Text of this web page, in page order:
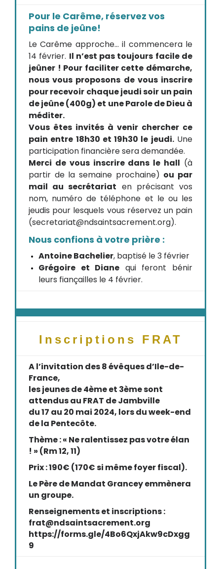
Pour le Carême, réservez vos
pains de jeûne!
Le Carême approche… il commencera le
14 février. Il n’est pas toujours facile de
jeûner ! Pour faciliter cette démarche,
nous vous proposons de vous inscrire
pour recevoir chaque jeudi soir un pain
de jeûne (400g) et une Parole de Dieu à
méditer.
Vous êtes invités à venir chercher ce
pain entre 18h30 et 19h30 le jeudi.Une
participation financière sera demandée.
Merci de vous inscrire dans le hall (à
partir de la semaine prochaine) ou par
mail au secrétariat en précisant vos
nom, numéro de téléphone et le ou les
jeudis pour lesquels vous réservez un pain
(secretariat@ndsaintsacrement.org).
Nous confions à votre prière :
Antoine Bachelier, baptisé le 3 février
Grégoire et Diane qui feront bénir
leurs fiançailles le 4 février.
Inscriptions FRAT
A l’invitation des 8 évêques d’Ile-de-
France,
les jeunes de 4ème et 3ème sont
attendus au FRAT de Jambville
du 17 au 20 mai 2024, lors du week-end
de la Pentecôte.
Thème : « Ne ralentissez pas votre élan
! » (Rm 12, 11)
Prix : 190€ (170€ si même foyer fiscal).
Le Père de Mandat Grancey emmènera
un groupe.
Renseignements et inscriptions :
frat@ndsaintsacrement.org
https://forms.gle/4Bo6QxjAkw9cDxgg
9